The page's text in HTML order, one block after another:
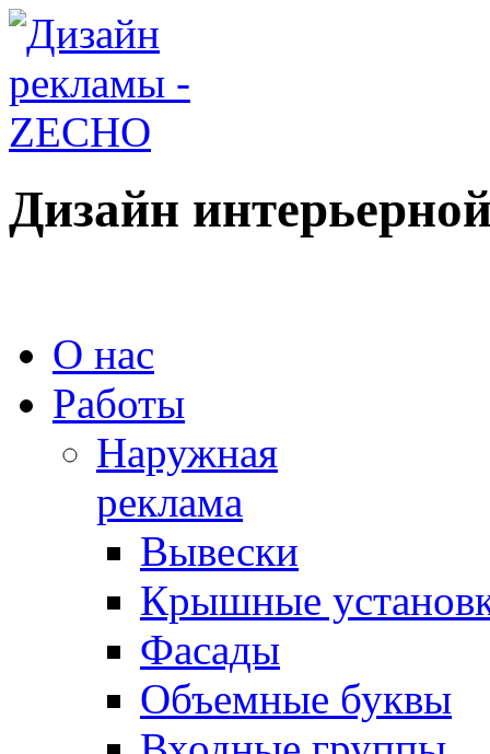
Дизайн
О нас
Работы
Наружная
реклама
Вывески
Крышные
Фасады
Объемные буквы